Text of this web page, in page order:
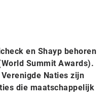
en Shayp behoren
Summit Awards).
Naties zijn
die maatschappelijk